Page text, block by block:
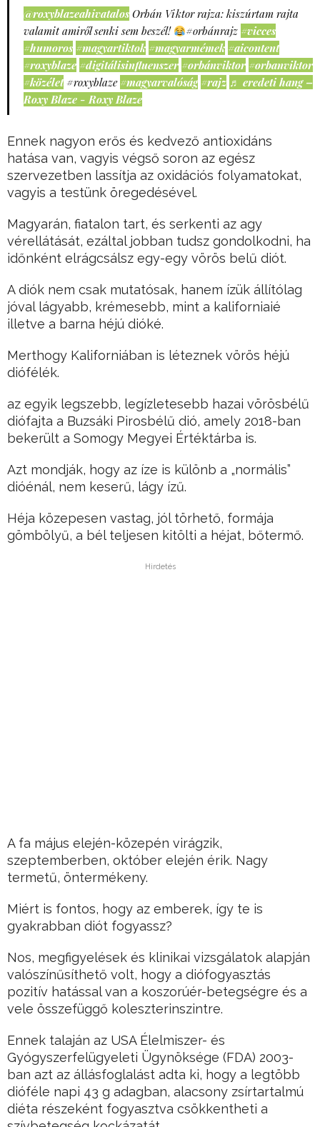
@roxyblazeahivatalos Orbán Viktor rajza: kiszúrtam rajta
valamit amiről senki sem beszél!
#orbánrajz #vicces
#humoros #magyartiktok #magyarmémek #aicontent
#roxyblaze #digitálisinfluenszer #orbánviktor #orbanviktor
#közélet #roxyblaze #magyarvalóság #rajz ♬ eredeti hang –
Roxy Blaze - Roxy Blaze
Ennek nagyon erős és kedvező antioxidáns
hatása van, vagyis végső soron az egész
szervezetben lassítja az oxidációs folyamatokat,
vagyis a testünk öregedésével.
Magyarán, fiatalon tart, és serkenti az agy
vérellátását, ezáltal jobban tudsz gondolkodni, ha
időnként elrágcsálsz egy-egy vörös belű diót.
A diók nem csak mutatósak, hanem ízük állítólag
jóval lágyabb, krémesebb, mint a kaliforniaié
illetve a barna héjú dióké.
Merthogy Kaliforniában is léteznek vörös héjú
diófélék.
az egyik legszebb, legízletesebb hazai vörösbélű
diófajta a Buzsáki Pirosbélű dió, amely 2018-ban
bekerült a Somogy Megyei Értéktárba is.
Azt mondják, hogy az íze is különb a „normális”
dióénál, nem keserű, lágy ízű.
Héja közepesen vastag, jól törhető, formája
gömbölyű, a bél teljesen kitölti a héjat, bőtermő.
Hirdetés
A fa május elején-közepén virágzik,
szeptemberben, október elején érik. Nagy
termetű, öntermékeny.
Miért is fontos, hogy az emberek, így te is
gyakrabban diót fogyassz?
Nos, megfigyelések és klinikai vizsgálatok alapján
valószínűsíthető volt, hogy a diófogyasztás
pozitív hatással van a koszorúér-betegségre és a
vele összefüggő koleszterinszintre.
Ennek talaján az USA Élelmiszer- és
Gyógyszerfelügyeleti Ügynöksége (FDA) 2003-
ban azt az állásfoglalást adta ki, hogy a legtöbb
dióféle napi 43 g adagban, alacsony zsírtartalmú
diéta részeként fogyasztva csökkentheti a